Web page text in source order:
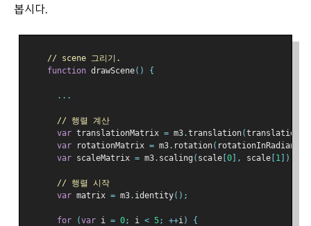
봅시다.
// scene 그리기.
function drawScene() {
...
// 행렬 계산
var translationMatrix = m3.translation(translation
var rotationMatrix = m3. rotation( rotationInRadians
var scaleMatrix = m3. scaling ( scale 0 ], scale 1 ]);
// 행렬 시작
var matrix = m3. identity();
for (var i = 0; i < 5; ++i)
{